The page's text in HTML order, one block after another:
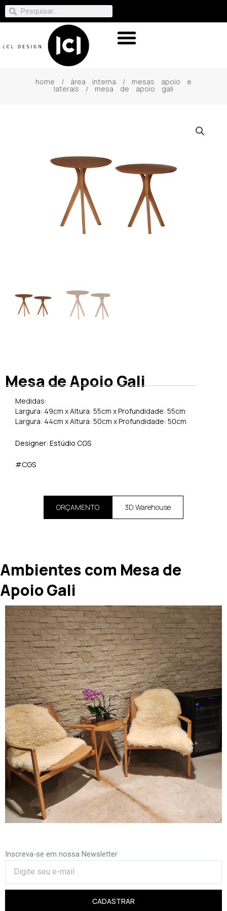
home / área interna / mesas apoio e
laterais / mesa de apoio gali
Mesa de Apoio Gali
Medidas:
Largura: 49cm x Altura: 55cm x Profundidade: 55cm
Largura: 44cm x Altura: 50cm x Profundidade: 50cm
Designer: Estúdio CGS
#CGS
ORÇAMENTO 3D Warehouse
Ambientes com Mesa de
Apoio Gali
Inscreva-se em nossa Newsletter
CADASTRAR